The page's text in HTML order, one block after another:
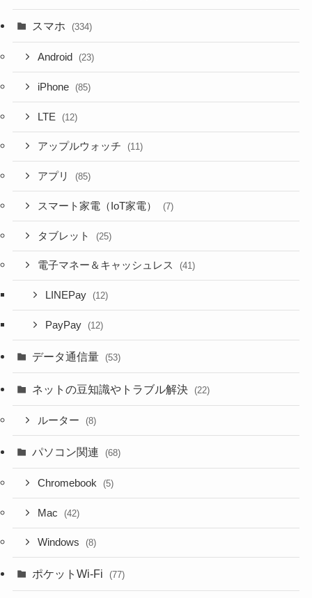
スマホ (334)
Android (23)
iPhone (85)
LTE (12)
アップルウォッチ (11)
アプリ (85)
スマート家電（IoT家電） (7)
タブレット (25)
電子マネー＆キャッシュレス (41)
LINEPay (12)
PayPay (12)
データ通信量 (53)
ネットの豆知識やトラブル解決 (22)
ルーター (8)
パソコン関連 (68)
Chromebook (5)
Mac (42)
Windows (8)
ポケットWi-Fi (77)